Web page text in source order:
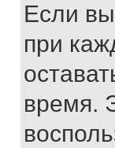
Если
при
время.